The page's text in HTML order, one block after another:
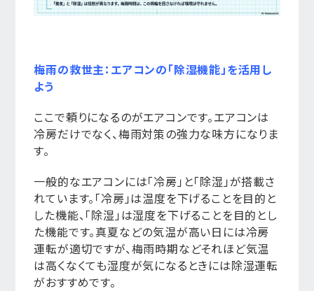
梅雨の救世主：エアコンの「除湿機能」を活用し
よう
ここで頼りになるのがエアコンです。エアコンは
冷房だけでなく、梅雨対策の強力な味方になりま
す。
一般的なエアコンには「冷房」と「除湿」が搭載さ
れています。「冷房」は温度を下げることを目的と
した機能、「除湿」は湿度を下げることを目的とし
た機能です。真夏などの気温が高い日には冷房
運転が適切ですが、梅雨時期などそれほど気温
は高くなくても湿度が気になるときには除湿運転
がおすすめです。